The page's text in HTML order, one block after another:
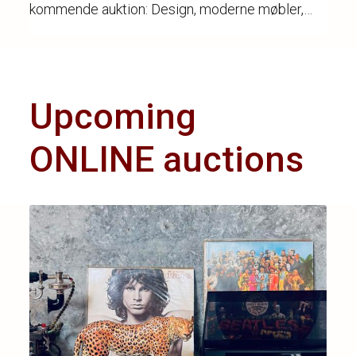
kommende auktion: Design, moderne møbler,
Upcoming
ONLINE auctions